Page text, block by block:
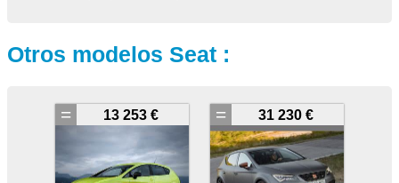
Otros modelos Seat :
13 253 €
= 31 230 €
=